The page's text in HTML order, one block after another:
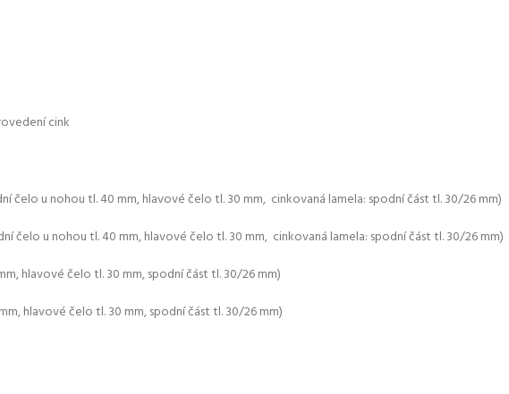
cink
čelo u nohou tl. 40 mm, hlavové čelo tl. 30 mm, cinkovaná lamela: spodní část tl. 30/26 mm)
čelo u nohou tl. 40 mm, hlavové čelo tl. 30 mm, cinkovaná lamela: spodní část tl. 30/26 mm)
hlavové čelo tl. 30 mm, spodní část tl. 30/26 mm)
hlavové čelo tl. 30 mm, spodní část tl. 30/26 mm)